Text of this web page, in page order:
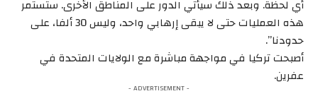
أي لحظة. وبعد ذلك سيأتي الدور على المناطق الأخرى. ستستمر
هذه العمليات حتى لا يبقى إرهابي واحد، وليس 30 ألفا، على
حدودنا”.
أصبحت تركيا في مواجهة مباشرة مع الولايات المتحدة في
عفرين.
- ADVERTISEMENT -